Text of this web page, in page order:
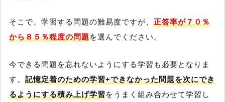
そこで、学習する問題の難易度ですが、 正答率が７０％
から８５％程度の問題を選んでください。
今できる問題を忘れないようにする学習も必要となりま
す。 記憶定着のための学習+できなかった問題を次にでき
るようにする積み上げ学習をうまく組み合わせて学習し